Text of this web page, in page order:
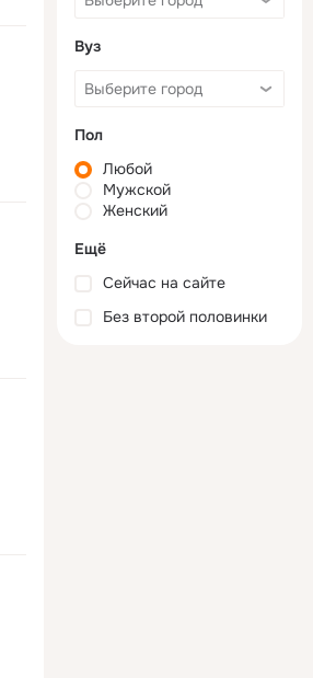
Вуз
Пол
Любой
Мужской
Женский
Ещё
Сейчас на сайте
Без второй половинки